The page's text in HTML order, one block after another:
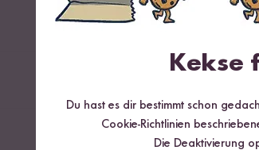
Kokosraspeln
Kekse
Du hast es dir bestimmt schon
Cookie-Richtlinien
Die Deaktivierung